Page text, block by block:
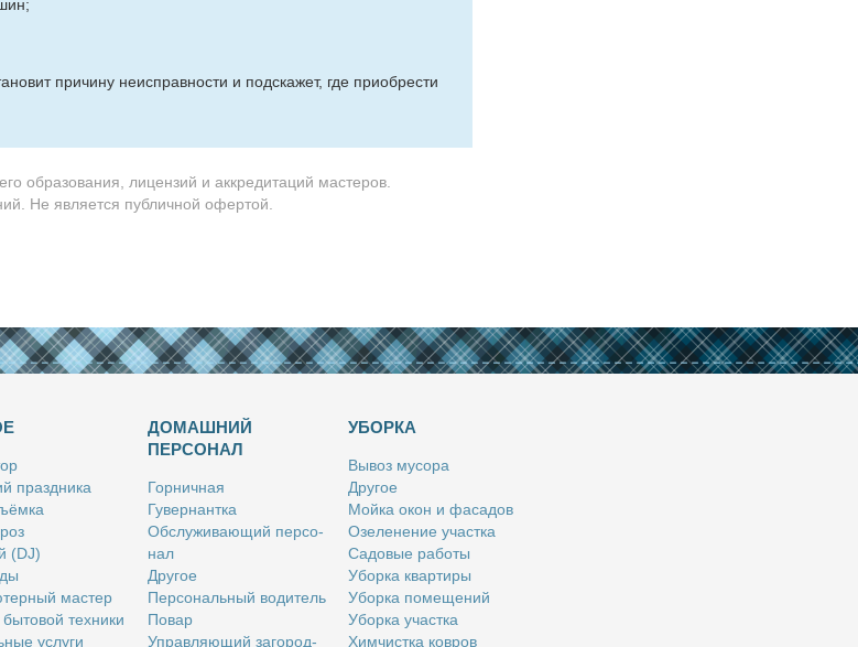
причину неисправности и подскажет, где приобрести
образования, лицензий и аккредитаций мастеров.
Не является публичной офертой.
празд­ни­ка
(DJ)
ма­стер
тех­ни­ки
услу­ги
ДОМАШНИЙ
ПЕРСОНАЛ
Гор­нич­ная
Гу­вер­нант­ка
Об­слу­жи­ва­ю­щий пер­со­
нал
Дру­гое
Пер­со­наль­ный во­ди­тель
По­вар
Управ­ля­ю­щий за­го­род­
УБОРКА
Вы­воз му­со­ра
Дру­гое
Мой­ка окон и фа­са­дов
Озе­ле­не­ние участ­ка
Са­до­вые ра­бо­ты
Убор­ка квар­ти­ры
Убор­ка по­ме­ще­ний
Убор­ка участ­ка
Хим­чист­ка ков­ров